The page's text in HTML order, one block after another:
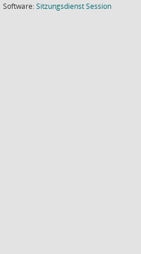
Software:SitzungsdienstSession(Wird in